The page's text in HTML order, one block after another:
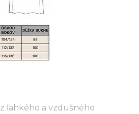
z ľahkého a vzdušného